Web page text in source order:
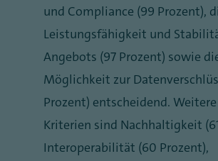
und Compliance (99 Prozent),
Leistungsfähigkeit und
Angebots (97 Prozent) sowie
Möglichkeit zur
Prozent) entscheidend.
Kriterien sind Nachhaltigkeit
Interoperabilität (60 Prozent),